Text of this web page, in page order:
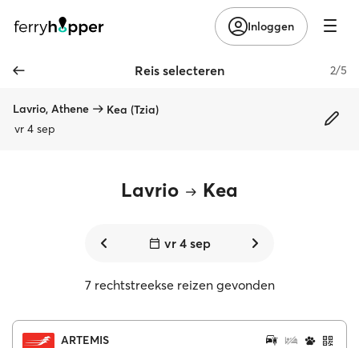
Inloggen
Reis selecteren 2/5
Lavrio, Athene
Kea (Tzia)
vr 4 sep
Lavrio Kea
vr 4 sep
7 rechtstreekse reizen gevonden
ARTEMIS